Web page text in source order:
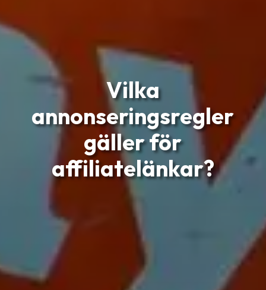
Vilka
annonseringsregler
gäller för
affiliatelänkar?